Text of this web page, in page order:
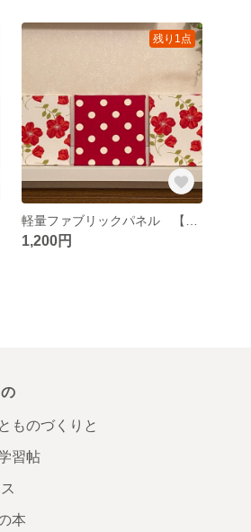
残り1点
1,200円
ものづくりと
習帖
本